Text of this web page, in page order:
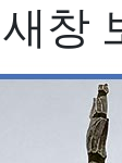
창